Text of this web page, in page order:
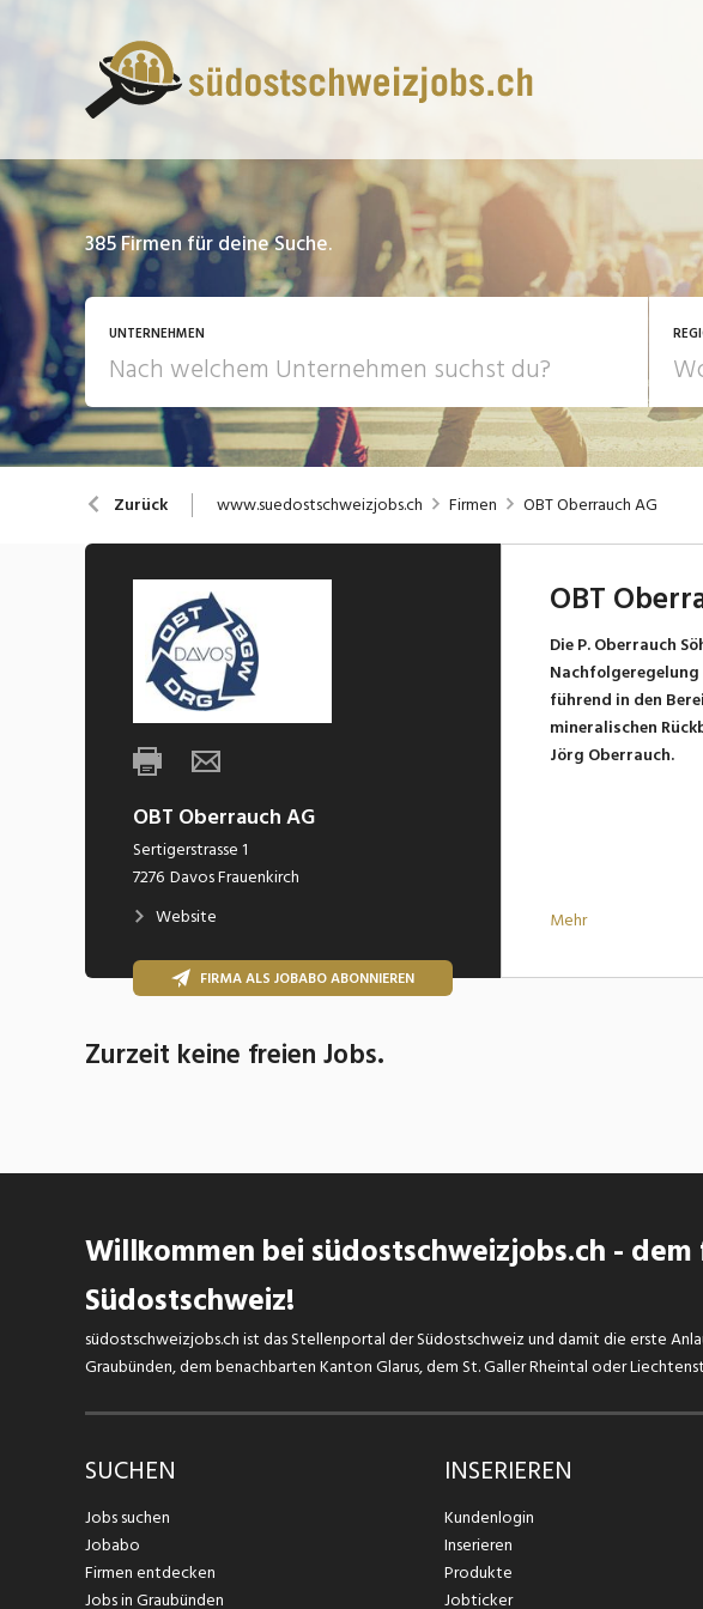
385Firmen für deine Suche.
UNTERNEHMEN
Zurück www.suedostschweizjobs.ch Firmen OBT Oberrauch AG
OBT Oberrauch AG
Sertigerstrasse 1
7276 Davos Frauenkirch
Website
FIRMA ALS JOBABO ABONNIEREN
OBT
Die P. Oberrauch
Nachfolgeregelung
führend in den
mineralischen
Jörg Oberrauch.
Mehr
Zurzeit keine freien Jobs.
Willkommen bei südostschweizjobs.ch -
Südostschweiz!
südostschweizjobs.ch ist das Stellenportal der Südostschweiz und damit die erste
Graubünden, dem benachbarten Kanton Glarus, dem St. Galler Rheintal oder
SUCHEN
Jobs suchen
Jobabo
Firmen entdecken
Jobs in Graubünden
INSERIEREN
Kundenlogin
Inserieren
Produkte
Jobticker